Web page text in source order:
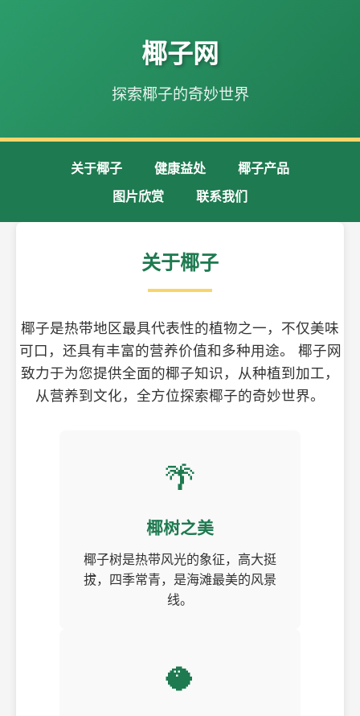
椰子网
探索椰子的奇妙世界
关于椰子 健康益处
椰子产品
图片欣赏
联系我们
关于椰子
椰子是热带地区最具代表性的植物之一，不仅美味
可口，还具有丰富的营养价值和多种用途。 椰子网
致力于为您提供全面的椰子知识，从种植到加工，
从营养到文化，全方位探索椰子的奇妙世界。
🌴
椰树之美
椰子树是热带风光的象征，高大挺
拔，四季常青，是海滩最美的风景
线。
🥥